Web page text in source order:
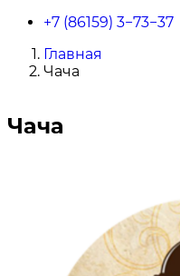
+7 (86159) 3−73−37
Главная
Чача
Чача